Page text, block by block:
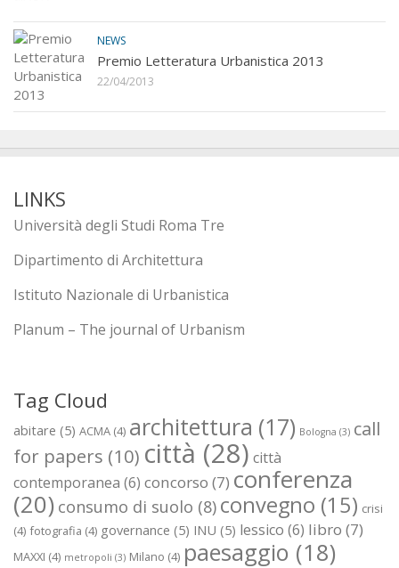
NEWS
Premio Letteratura Urbanistica 2013
22/04/2013
LINKS
Università degli Studi Roma Tre
Dipartimento di Architettura
Istituto Nazionale di Urbanistica
Planum – The journal of Urbanism
Tag Cloud
abitare (5) ACMA (4) architettura (17) Bologna (3) call
for papers (10) città (28) città
contemporanea (6) concorso (7) conferenza
(20) consumo di suolo (8) convegno (15) crisi
(4) fotografia (4) governance (5) INU (5) lessico (6) libro (7)
MAXXI (4) metropoli (3) Milano (4) paesaggio (18)